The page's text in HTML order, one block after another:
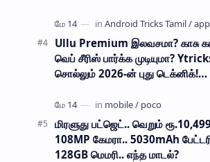
Ullu Premium இலவசமா? காசு
வெப் சீரிஸ் பார்க்க முடியுமா?
சொல்லும் 2026-ன் புது டெக்னிக்!
மிரளுது பட்ஜெட்.. வெறும்
108MP கேமரா.. 5030mAh
128GB மெமரி.. எந்த மாடல்?